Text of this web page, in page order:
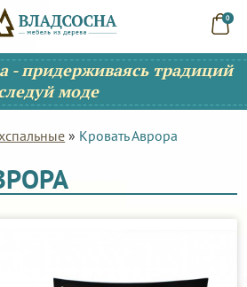
0
- придерживаясь традиций
моде
» Кровать Аврора